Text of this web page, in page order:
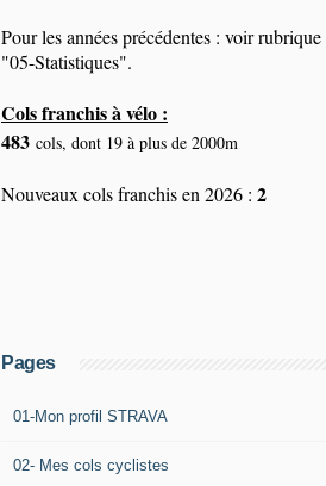
Pour les années précédentes : voir rubrique
"05-Statistiques".
Cols franchis à vélo :
483 cols, dont 19 à plus de 2000m
Nouveaux cols franchis en 2026 : 2
Pages
01-Mon profil STRAVA
02- Mes cols cyclistes